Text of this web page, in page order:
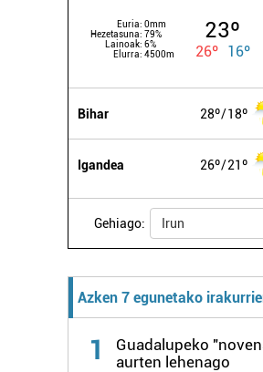
Euria: 0mm
Hezetasuna: 79%
Lainoak: 6%
Elurra: 4500m
23º
26º 16º
Bihar 28º 18º
Igandea 26º 21º
Gehiago: Irun
Azken 7 egunetako
1
Guadalupeko
aurten lehenago